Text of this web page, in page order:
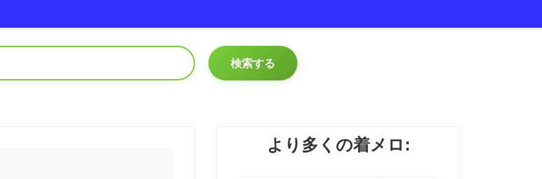
検索する
より多くの着メロ: